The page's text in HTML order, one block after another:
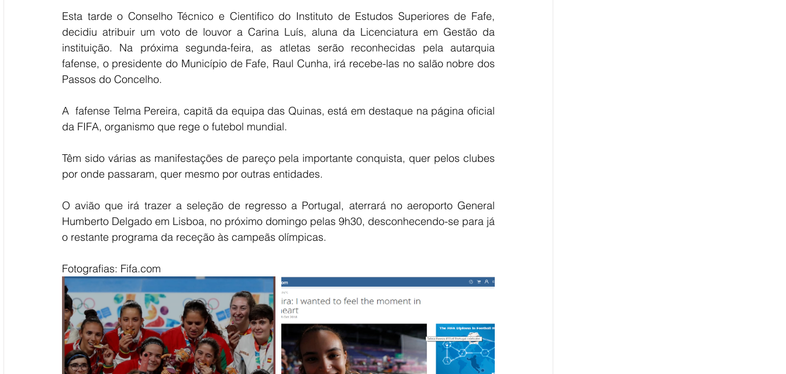
Esta tarde o Conselho Técnico e Cientifico do Instituto de Estudos Superiores de Fafe,
decidiu atribuir um voto de louvor a Carina Luís, aluna da Licenciatura em Gestão da
instituição. Na próxima segunda-feira, as atletas serão reconhecidas pela autarquia
fafense, o presidente do Município de Fafe, Raul Cunha, irá recebe-las no salão nobre dos
Passos do Concelho.
A  fafense Telma Pereira, capitã da equipa das Quinas, está em destaque na página oficial
da FIFA, organismo que rege o futebol mundial.
Têm sido várias as manifestações de pareço pela importante conquista, quer pelos clubes
por onde passaram, quer mesmo por outras entidades.
O avião que irá trazer a seleção de regresso a Portugal, aterrará no aeroporto General
Humberto Delgado em Lisboa, no próximo domingo pelas 9h30, desconhecendo-se para já
o restante programa da receção às campeãs olímpicas.
Fotografias: Fifa.com